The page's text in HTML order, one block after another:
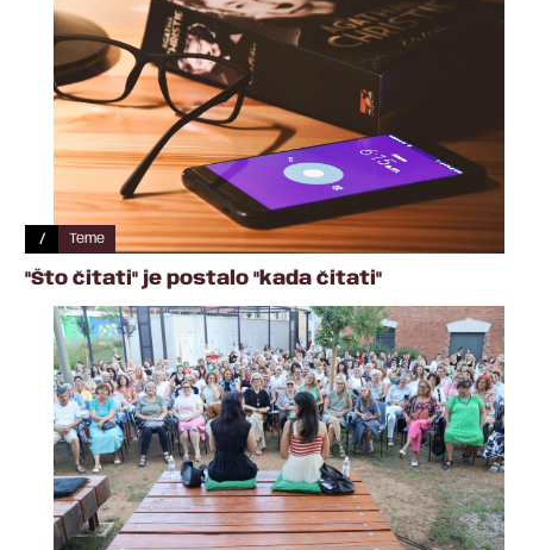
/ Teme
"Što čitati" je postalo "kada čitati"